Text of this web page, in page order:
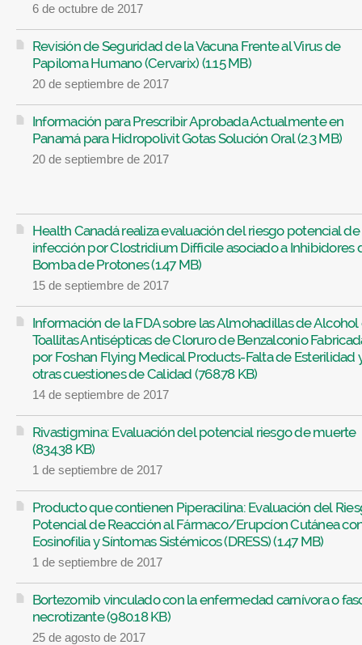
6 de octubre de 2017
Revisión de Seguridad de la Vacuna Frente al Virus de
Papiloma Humano (Cervarix) (1.15 MB)
20 de septiembre de 2017
Información para Prescribir Aprobada Actualmente en
Panamá para Hidropolivit Gotas Solución Oral (2.3 MB)
20 de septiembre de 2017
Health Canadá realiza evaluación del riesgo potencial de
infección por Clostridium Difficile asociado a Inhibidores
Bomba de Protones (1.47 MB)
15 de septiembre de 2017
Información de la FDA sobre las Almohadillas de Alcohol
Toallitas Antisépticas de Cloruro de Benzalconio
por Foshan Flying Medical Products-Falta de Esterilidad
otras cuestiones de Calidad (768.78 KB)
14 de septiembre de 2017
Rivastigmina: Evaluación del potencial riesgo de muerte
(834.38 KB)
1 de septiembre de 2017
Producto que contienen Piperacilina: Evaluación del
Potencial de Reacción al Fármaco/Erupcíon Cutánea
Eosinofilia y Síntomas Sistémicos (DRESS) (1.47 MB)
1 de septiembre de 2017
Bortezomib vinculado con la enfermedad carnívora o
necrotizante (980.18 KB)
25 de agosto de 2017